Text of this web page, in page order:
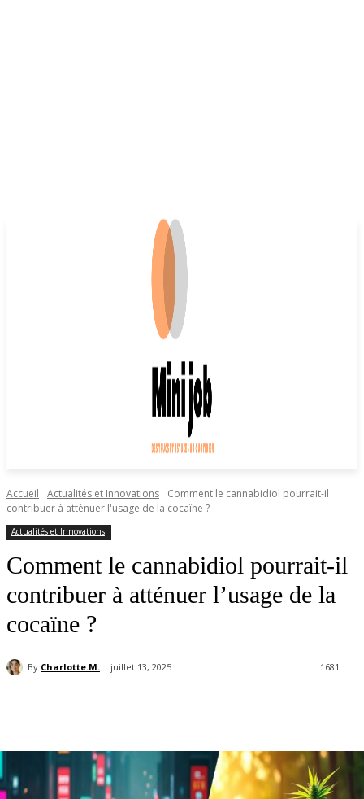
Accueil Actualités et Innovations
Comment le cannabidiol pourrait-il
contribuer à atténuer l'usage de la cocaïne ?
Actualités et Innovations
Comment le cannabidiol pourrait-il
contribuer à atténuer l’usage de la
cocaïne ?
By Charlotte.M. juillet 13, 2025 1681